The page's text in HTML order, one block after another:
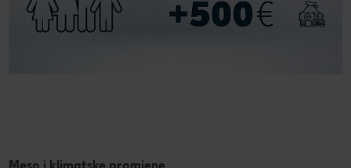
Meso i klimatske promjene